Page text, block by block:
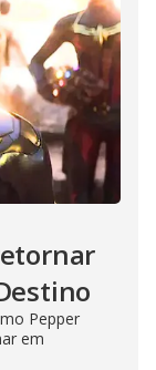
Pepper
em